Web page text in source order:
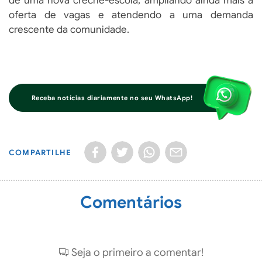
oferta de vagas e atendendo a uma demanda
crescente da comunidade.
Receba notícias diariamente no seu WhatsApp!
COMPARTILHE
Comentários
Seja o primeiro a comentar!